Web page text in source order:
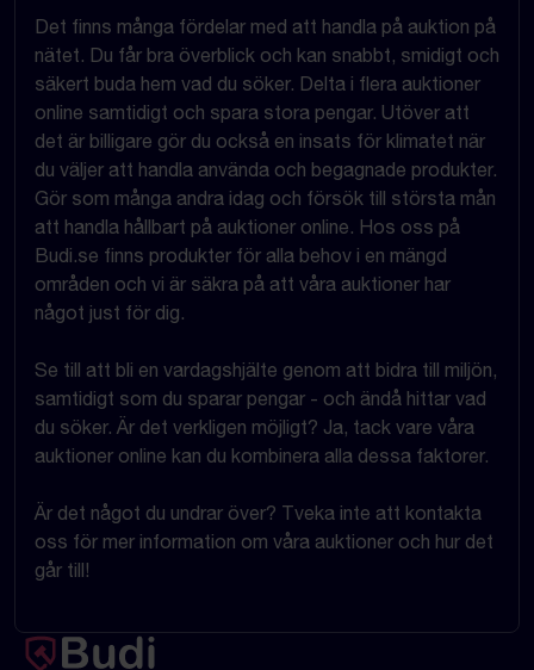
Det finns många fördelar med att handla på auktion på
nätet. Du får bra överblick och kan snabbt, smidigt och
säkert buda hem vad du söker. Delta i flera auktioner
online samtidigt och spara stora pengar. Utöver att
det är billigare gör du också en insats för klimatet när
du väljer att handla använda och begagnade produkter.
Gör som många andra idag och försök till största mån
att handla hållbart på auktioner online. Hos oss på
Budi.se finns produkter för alla behov i en mängd
områden och vi är säkra på att våra auktioner har
något just för dig.
Se till att bli en vardagshjälte genom att bidra till miljön,
samtidigt som du sparar pengar - och ändå hittar vad
du söker. Är det verkligen möjligt? Ja, tack vare våra
auktioner online kan du kombinera alla dessa faktorer.
Är det något du undrar över? Tveka inte att kontakta
oss för mer information om våra auktioner och hur det
går till!